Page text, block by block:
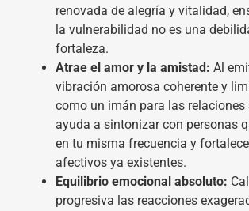
renovada de alegría y vitalidad,
la vulnerabilidad no es una
fortaleza.
Atrae el amor y la amistad: Al
vibración amorosa coherente y
como un imán para las relaciones
ayuda a sintonizar con personas
en tu misma frecuencia y
afectivos ya existentes.
Equilibrio emocional absoluto:
progresiva las reacciones